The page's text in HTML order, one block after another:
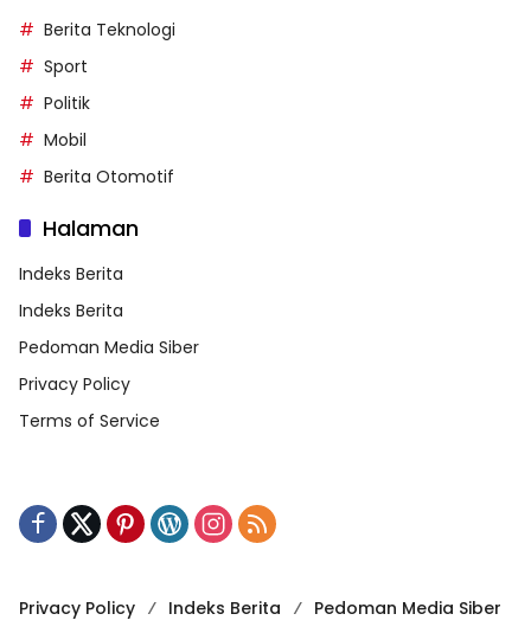
Berita Teknologi
Sport
Politik
Mobil
Berita Otomotif
Halaman
Indeks Berita
Indeks Berita
Pedoman Media Siber
Privacy Policy
Terms of Service
Privacy Policy Indeks Berita Pedoman Media Siber